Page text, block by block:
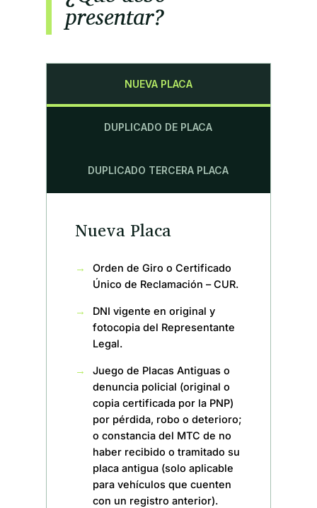
presentar?
NUEVA PLACA
DUPLICADO DE PLACA
DUPLICADO TERCERA PLACA
Nueva Placa
Orden de Giro o Certificado
Único de Reclamación – CUR.
DNI vigente en original y
fotocopia del Representante
Legal.
Juego de Placas Antiguas o
denuncia policial (original o
copia certificada por la PNP)
por pérdida, robo o deterioro;
o constancia del MTC de no
haber recibido o tramitado su
placa antigua (solo aplicable
para vehículos que cuenten
con un registro anterior).